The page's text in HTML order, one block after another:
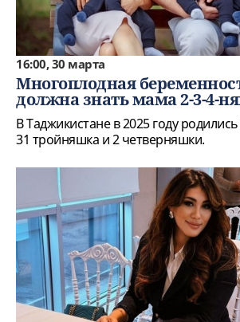
16:00, 30 марта
Многоплодная
должна знать мама 2-3-4-
В Таджикистане в 2025 году
31 тройняшка и 2 четверняшки.